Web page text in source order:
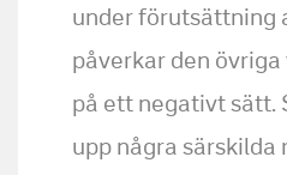
under förutsättning
påverkar den
på ett negativt sätt.
upp några särskilda